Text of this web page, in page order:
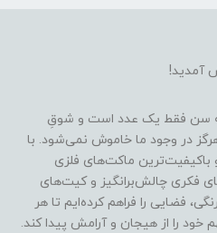
آمدید!
که سن فقط یک عدد است و شوقِ
در وجود ما خاموش نمی‌شود. با
باکیفیت‌ترین ماکت‌های فلزی
فکری چالش‌برانگیز و کیت‌های
فضایی را فراهم کرده‌ایم تا هر
را از هیجان و آرامش پیدا کند.